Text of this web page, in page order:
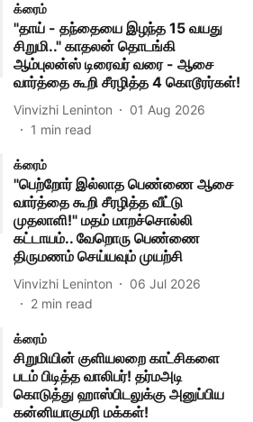
க்ரைம்
"தாய் - தந்தையை இழந்த 15 வயது
சிறுமி.." காதலன் தொடங்கி
ஆம்புலன்ஸ் டிரைவர் வரை - ஆசை
வார்த்தை கூறி சீரழித்த 4 கொடூரர்கள்!
Vinvizhi Leninton
01 Aug 2026
1 min read
க்ரைம்
"பெற்றோர் இல்லாத பெண்ணை ஆசை
வார்த்தை கூறி சீரழித்த வீட்டு
முதலாளி!" மதம் மாறச்சொல்லி
கட்டாயம்.. வேறொரு பெண்ணை
திருமணம் செய்யவும் முயற்சி
Vinvizhi Leninton
06 Jul 2026
2 min read
க்ரைம்
சிறுமியின் குளியலறை காட்சிகளை
படம் பிடித்த வாலிபர்! தர்மஅடி
கொடுத்து ஹாஸ்பிடலுக்கு அனுப்பிய
கன்னியாகுமரி மக்கள்!